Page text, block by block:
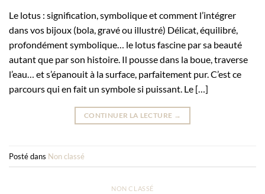
Le lotus : signification, symbolique et comment l’intégrer
dans vos bijoux (bola, gravé ou illustré) Délicat, équilibré,
profondément symbolique… le lotus fascine par sa beauté
autant que par son histoire. Il pousse dans la boue, traverse
l’eau… et s’épanouit à la surface, parfaitement pur. C’est ce
parcours qui en fait un symbole si puissant. Le […]
CONTINUER LA LECTURE →
Posté dans Non classé
NON CLASSÉ